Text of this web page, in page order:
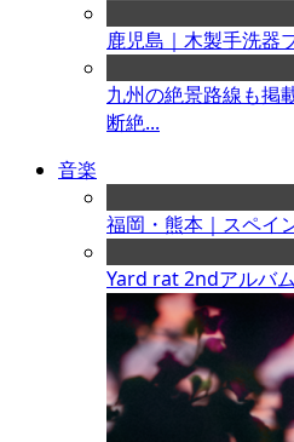
鹿児島｜木製手洗器
九州の絶景路線も掲
断絶...
音楽
福岡・熊本｜スペイ
Yard rat 2ndアルバ